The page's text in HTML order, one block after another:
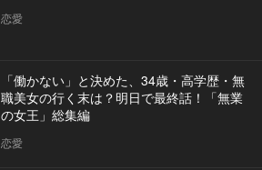
恋愛
「働かない」と決めた、34歳・高学歴・無
職美女の行く末は？明日で最終話！「無業
の女王」総集編
恋愛